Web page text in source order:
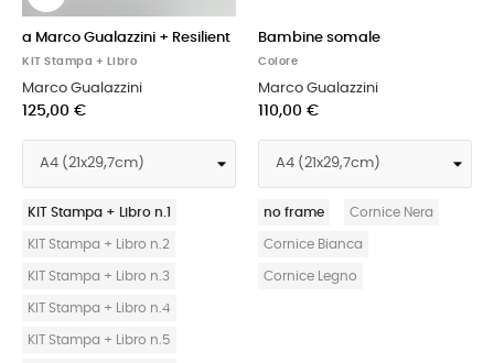
a Marco Gualazzini + Resilient
KIT Stampa + Libro
Marco Gualazzini
125,00 €
KIT Stampa + Libro n.1
KIT Stampa + Libro n.2
KIT Stampa + Libro n.3
KIT Stampa + Libro n.4
KIT Stampa + Libro n.5
Bambine somale
Colore
Marco Gualazzini
110,00 €
no frame Cornice Nera
Cornice Bianca
Cornice Legno